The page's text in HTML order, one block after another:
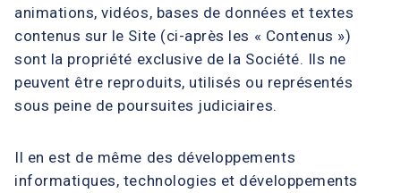
animations, vidéos, bases de données et textes
contenus sur le Site (ci-après les « Contenus »)
sont la propriété exclusive de la Société. Ils ne
peuvent être reproduits, utilisés ou représentés
sous peine de poursuites judiciaires.
Il en est de même des développements
informatiques, technologies et développements